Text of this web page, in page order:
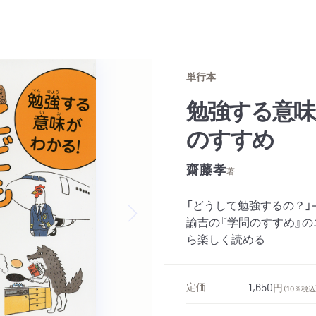
単行本
勉強する意
のすすめ
齋藤孝著
「どうして勉強するの
諭吉の『学問のすすめ』
ら楽しく読める
定価 1,650円 （10％税込